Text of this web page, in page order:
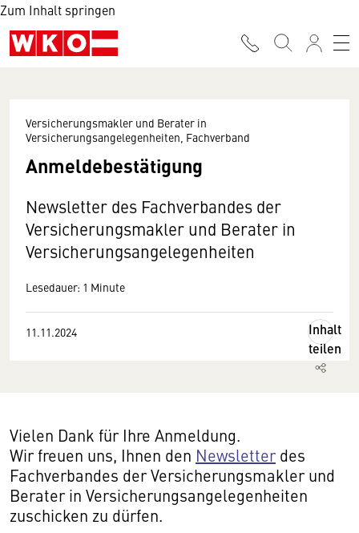
Zum Inhalt springen
Versicherungsmakler und Berater in
Versicherungsangelegenheiten, Fachverband
Anmeldebestätigung
Newsletter des Fachverbandes der
Versicherungsmakler und Berater in
Versicherungsangelegenheiten
Lesedauer: 1 Minute
11.11.2024
Inhalt
teilen
Vielen Dank für Ihre Anmeldung.
Wir freuen uns, Ihnen den Newsletter des
Fachverbandes der Versicherungsmakler und
Berater in Versicherungsangelegenheiten
zuschicken zu dürfen.